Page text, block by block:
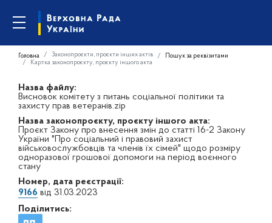
Головна Законопроєкти, проєкти інших актів
Пошук за реквізитами
Картка законопроєкту, проєкту іншого акта
Назва файлу:
Висновок комітету з питань соціальної політики та
захисту прав ветеранів.zip
Назва законопроєкту, проєкту іншого акта:
Проєкт Закону про внесення змін до статті 16-2 Закону
України "Про соціальний і правовий захист
військовослужбовців та членів їх сімей" щодо розміру
одноразової грошової допомоги на період воєнного
стану
Номер, дата реєстрації:
9166 від 31.03.2023
Поділитись: